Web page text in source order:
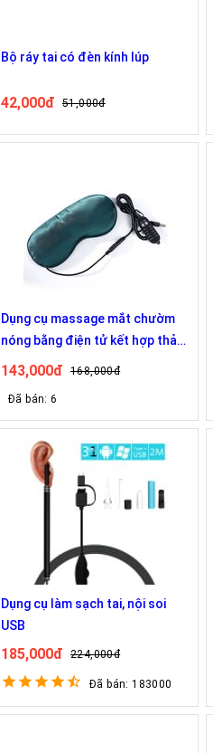
Bộ ráy tai có đèn kính lúp
42,000đ 51,000đ
Dụng cụ massage mắt chườm
nóng bằng điện tử kết hợp thảo
dược ngải cứu
143,000đ 168,000đ
Đã bán: 6
Dụng cụ làm sạch tai, nội soi
USB
185,000đ 224,000đ
Đã bán: 183000